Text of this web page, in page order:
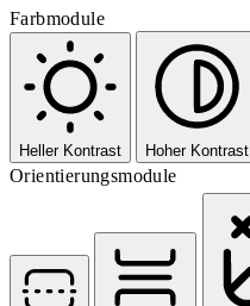
Farbmodule
Heller Kontrast Hoher Kontrast
Orientierungsmodule